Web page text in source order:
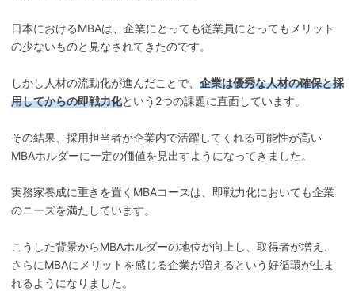
日本におけるMBAは、企業にとっても従業員にとってもメリット
の少ないものと見なされてきたのです。
しかし人材の流動化が進んだことで、 企業は優秀な人材の確保と採
用してからの即戦力化という2つの課題に直面しています。
その結果、採用担当者が企業内で活躍してくれる可能性が高い
MBAホルダーに一定の価値を見出すようになってきました。
実務家養成に重きを置くMBAコースは、即戦力化においても企業
のニーズを満たしています。
こうした背景からMBAホルダーの地位が向上し、取得者が増え、
さらにMBAにメリットを感じる企業が増えるという好循環が生ま
れるようになりました。